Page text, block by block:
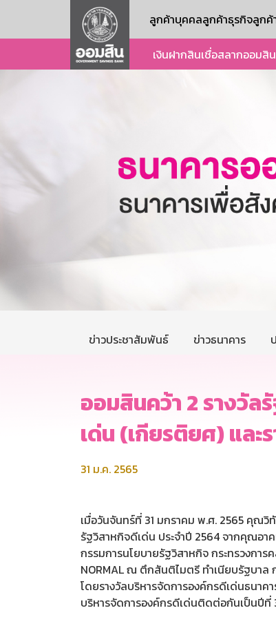
ลูกค้าบุคคลลูกค้าธุรกิจลูกค้
เงินฝากสินเชื่อสลากออมสิน
ข่าวประชาสัมพันธ์ ข่าวธนาคาร
ออมสินคว้า 2 รางวัล
เด่น (เกียรติยศ) และ
31 ม.ค. 2565
เมื่อวันจันทร์ที่ 31 มกราคม พ.ศ. 2565 คุณวิ
รัฐวิสาหกิจดีเด่น ประจำปี 2564 จากคุณอา
กรรมการนโยบายรัฐวิสาหกิจ กระทรวงการ
NORMAL ณ ตึกสันติไมตรี ทำเนียบรัฐบาล
โดยรางวัลบริหารจัดการองค์กรดีเด่นธนาค
บริหารจัดการองค์กรดีเด่นติดต่อกันเป็นปีที่